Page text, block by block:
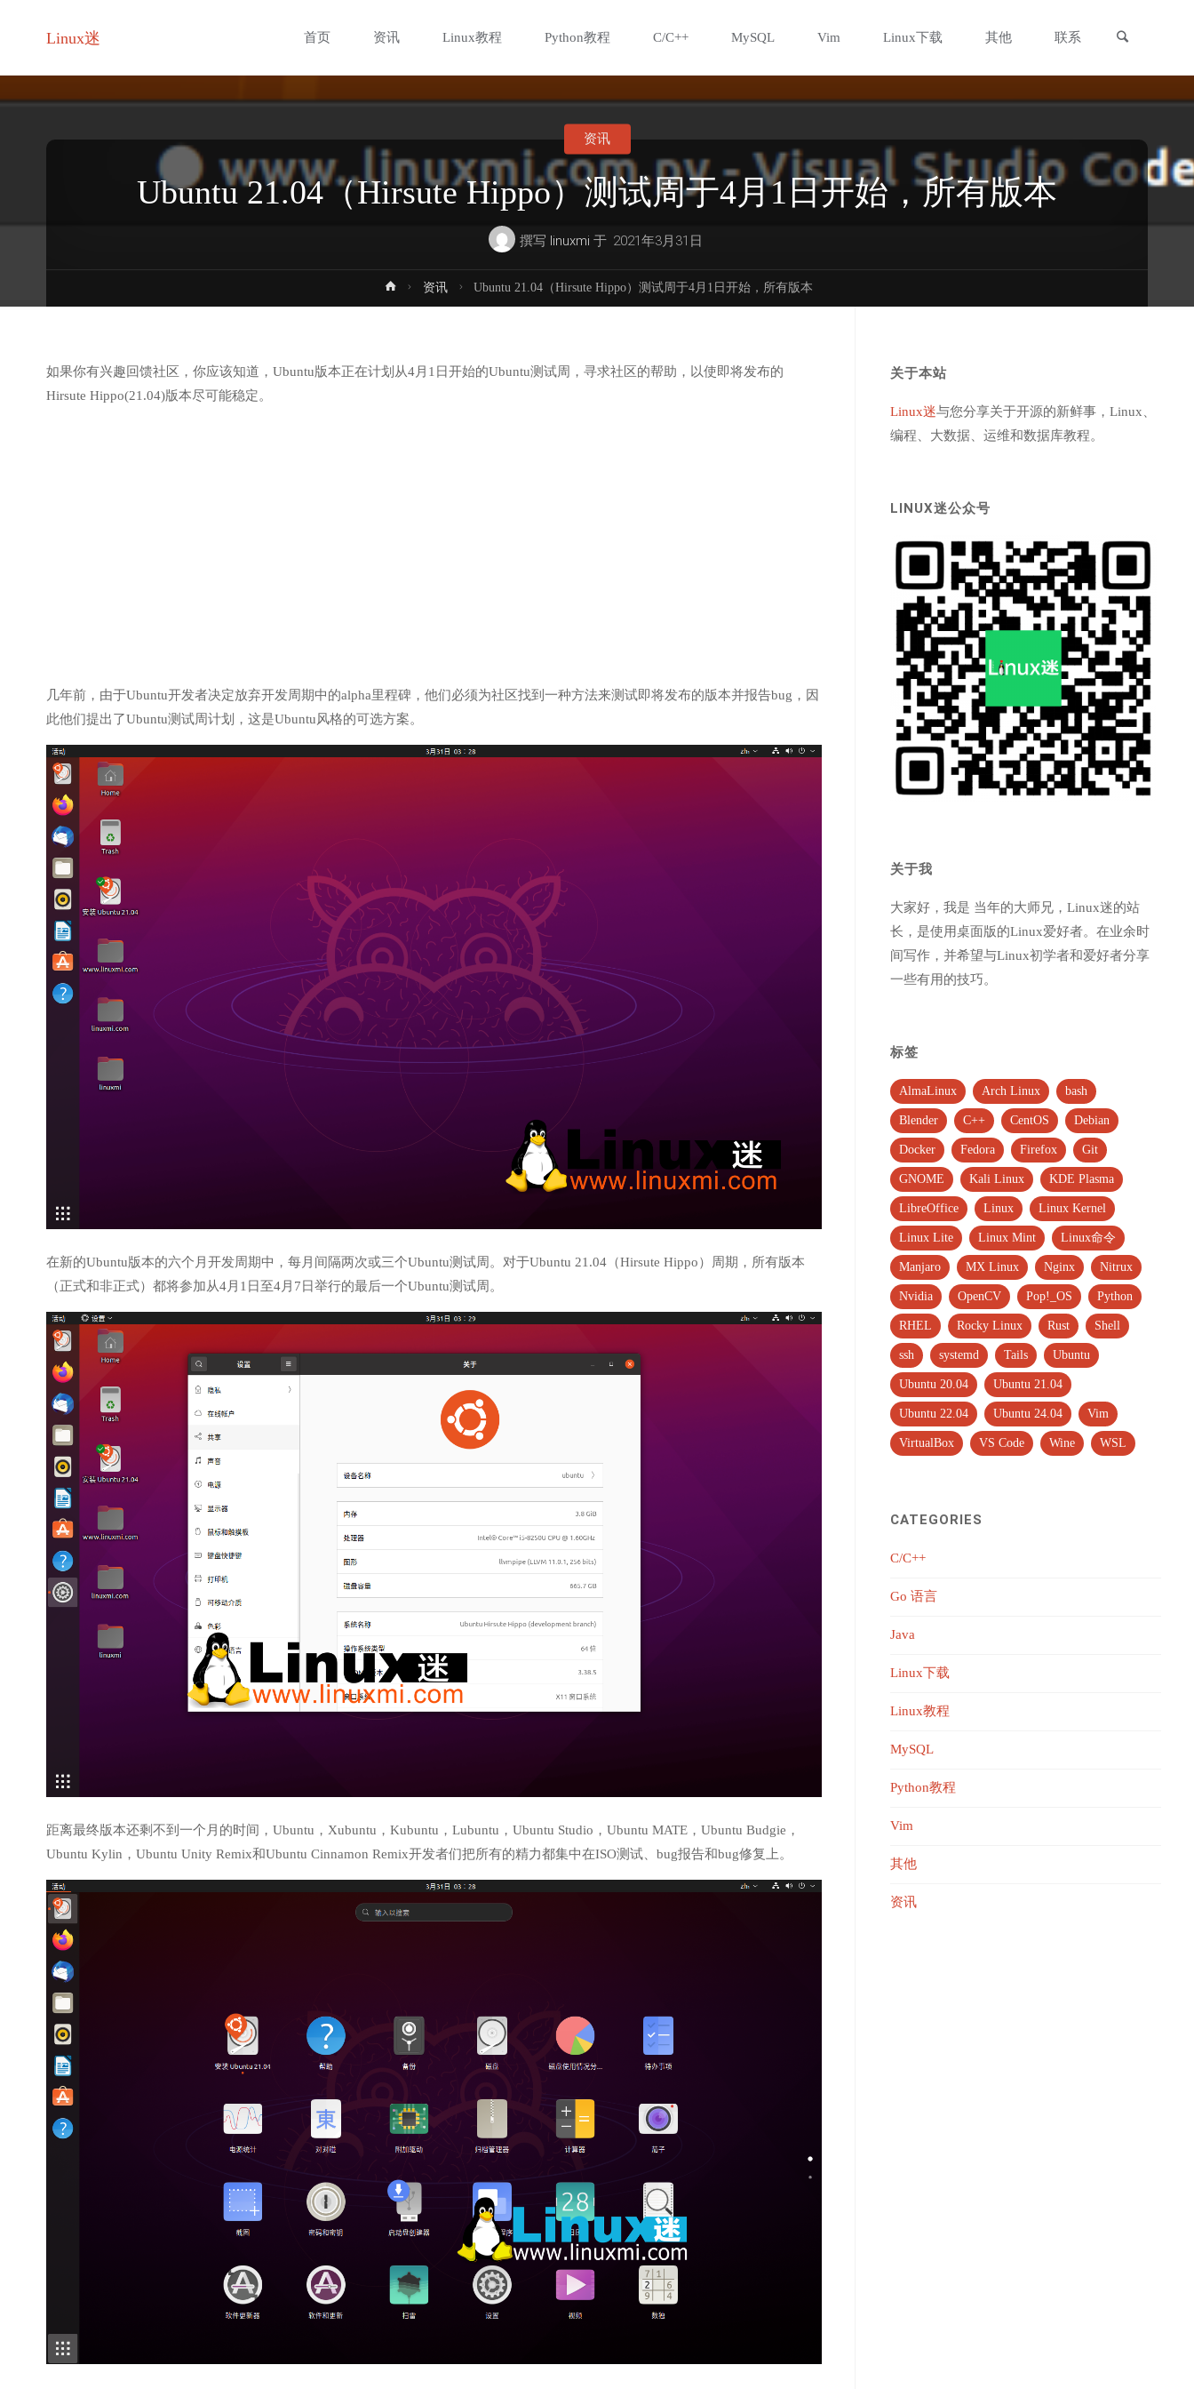
Linux迷
内
首页 资讯 Linux教程 Python教程 C/C++ MySQL Vim Linux下载 其他 联系
Ubuntu 21.04（Hirsute Hippo）测试周于4月1日开始，所有版本
撰写 linuxmi 于 2021年3月31日
资讯
首
页
资讯 Ubuntu 21.04（Hirsute Hippo）测试周于4月1日开始，所有版本
如果你有兴趣回馈社区，你应该知道，Ubuntu版本正在计划从4月1日开始的Ubuntu测试周，寻求社区的帮助，以使即将发布的
Hirsute Hippo(21.04)版本尽可能稳定。
几年前，由于Ubuntu开发者决定放弃开发周期中的alpha里程碑，他们必须为社区找到一种方法来测试即将发布的版本并报告bug，因
此他们提出了Ubuntu测试周计划，这是Ubuntu风格的可选方案。
在新的Ubuntu版本的六个月开发周期中，每月间隔两次或三个Ubuntu测试周。对于Ubuntu 21.04（Hirsute Hippo）周期，所有版本
（正式和非正式）都将参加从4月1日至4月7日举行的最后一个Ubuntu测试周。
距离最终版本还剩不到一个月的时间，Ubuntu，Xubuntu，Kubuntu，Lubuntu，Ubuntu Studio，Ubuntu MATE，Ubuntu Budgie，
Ubuntu Kylin，Ubuntu Unity Remix和Ubuntu Cinnamon Remix开发者们把所有的精力都集中在ISO测试、bug报告和bug修复上。
关于本站
Linux迷与您分享关于开源的新鲜事，Linux、
编程、大数据、运维和数据库教程。
LINUX迷公众号
关于我
大家好，我是 当年的大师兄，Linux迷的站
长，是使用桌面版的Linux爱好者。在业余时
间写作，并希望与Linux初学者和爱好者分享
一些有用的技巧。
标签
AlmaLinux Arch Linux bash
Blender C++ CentOS Debian
Docker Fedora Firefox Git
GNOME Kali Linux KDE Plasma
LibreOffice Linux Linux Kernel
Linux Lite Linux Mint Linux命令
Manjaro MX Linux Nginx Nitrux
Nvidia OpenCV Pop!_OS Python
RHEL Rocky Linux Rust Shell
ssh systemd Tails Ubuntu
Ubuntu 20.04 Ubuntu 21.04
Ubuntu 22.04 Ubuntu 24.04 Vim
VirtualBox VS Code Wine WSL
CATEGORIES
C/C++
Go 语言
Java
Linux下载
Linux教程
MySQL
Python教程
Vim
其他
资讯